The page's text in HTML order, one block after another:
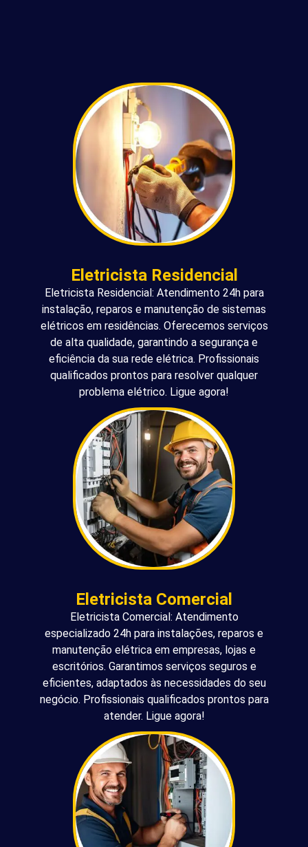
Eletricista Residencial
Eletricista Residencial: Atendimento 24h para
instalação, reparos e manutenção de sistemas
elétricos em residências. Oferecemos serviços
de alta qualidade, garantindo a segurança e
eficiência da sua rede elétrica. Profissionais
qualificados prontos para resolver qualquer
problema elétrico. Ligue agora!
Eletricista Comercial
Eletricista Comercial: Atendimento
especializado 24h para instalações, reparos e
manutenção elétrica em empresas, lojas e
escritórios. Garantimos serviços seguros e
eficientes, adaptados às necessidades do seu
negócio. Profissionais qualificados prontos para
atender. Ligue agora!